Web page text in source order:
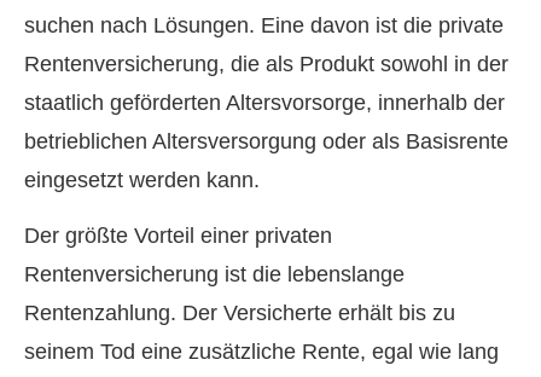
suchen nach Lösungen. Eine davon ist die private
Rentenversicherung, die als Produkt sowohl in der
staatlich geförderten Alters­vorsorge, innerhalb der
betrieblichen Altersversorgung oder als Basisrente
eingesetzt werden kann.
Der größte Vorteil einer privaten
Rentenversicherung ist die lebenslange
Rentenzahlung. Der Versicherte erhält bis zu
seinem Tod eine zusätzliche Rente, egal wie lang